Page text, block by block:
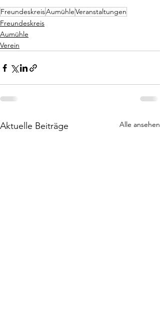
FreundeskreisAumühleVeranstaltungen
Freundeskreis
Aumühle
Verein
Aktuelle Beiträge Alle ansehen